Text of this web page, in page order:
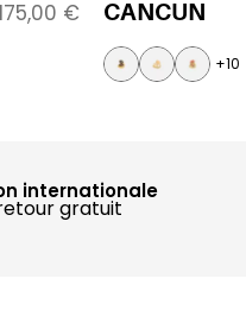
€ CANCUN
+10
internationale
gratuit